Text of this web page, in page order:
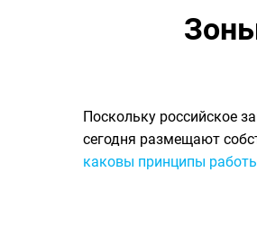
Поскольку российское
сегодня размещают
каковы принципы